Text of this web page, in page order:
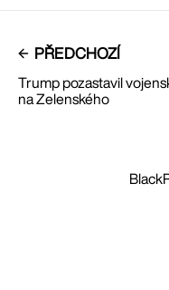
PŘEDCHOZÍ
Trump pozastavil
na Zelenského